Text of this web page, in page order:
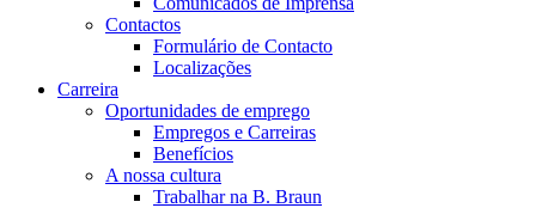
Contactos
Formulário de Contacto
Localizações
Carreira
Oportunidades de emprego
Empregos e Carreiras
Benefícios
A nossa cultura
Trabalhar na B. Braun